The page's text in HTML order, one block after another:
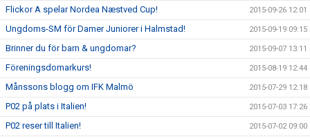
Flickor A spelar Nordea Næstved Cup! 2015-09-26 12:01
Ungdoms-SM för Damer Juniorer i Halmstad! 2015-09-19 09:15
Brinner du för barn & ungdomar? 2015-09-07 13:11
Föreningsdomarkurs! 2015-08-19 12:44
Månssons blogg om IFK Malmö 2015-07-29 12:18
P02 på plats i Italien! 2015-07-03 17:26
P02 reser till Italien! 2015-07-02 09:00